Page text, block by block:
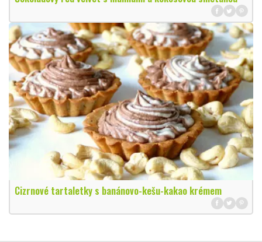
Cizrnové tartaletky s banánovo-kešu-kakao krémem